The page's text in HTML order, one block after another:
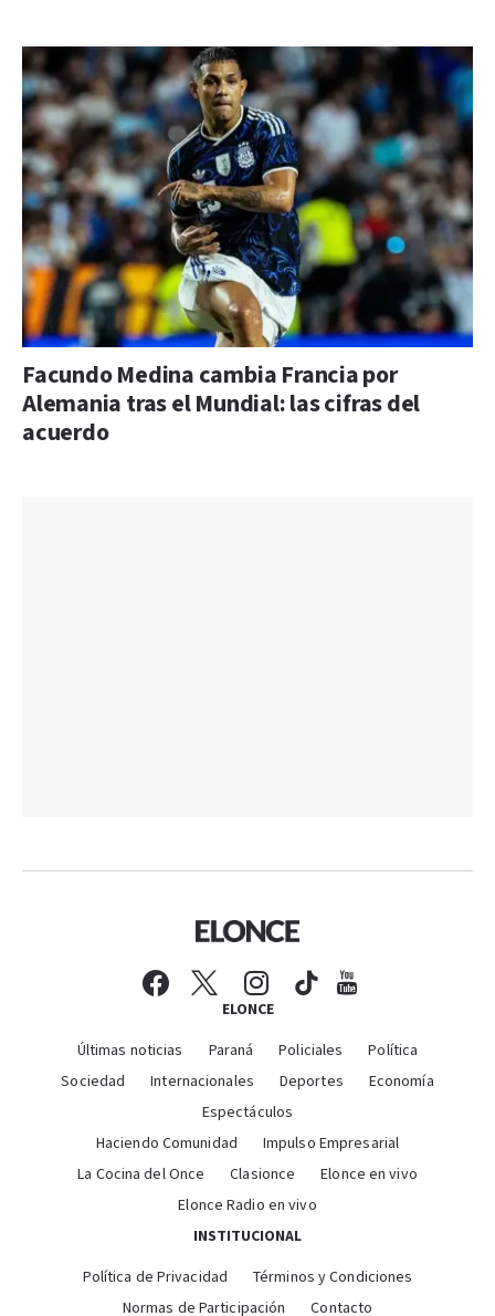
Facundo Medina cambia Francia por
Alemania tras el Mundial: las cifras del
acuerdo
ELONCE
Últimas noticias Paraná Policiales
Política
Sociedad
Internacionales Deportes
Economía
Espectáculos
Haciendo Comunidad
Impulso Empresarial
La Cocina del Once
Clasionce
Elonce en vivo
Elonce Radio en vivo
INSTITUCIONAL
Política de Privacidad
Términos y Condiciones
Normas de Participación
Contacto